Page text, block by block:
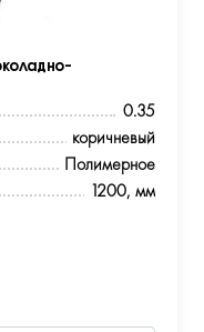
0.35
коричневый
Полимерное
1200, мм